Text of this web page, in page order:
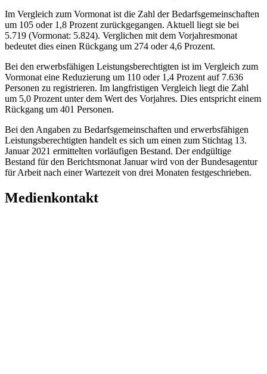
Im Vergleich zum Vormonat ist die Zahl der Bedarfsgemeinschaften
um 105 oder 1,8 Prozent zurückgegangen. Aktuell liegt sie bei
5.719 (Vormonat: 5.824). Verglichen mit dem Vorjahresmonat
bedeutet dies einen Rückgang um 274 oder 4,6 Prozent.
Bei den erwerbsfähigen Leistungsberechtigten ist im Vergleich zum
Vormonat eine Reduzierung um 110 oder 1,4 Prozent auf 7.636
Personen zu registrieren. Im langfristigen Vergleich liegt die Zahl
um 5,0 Prozent unter dem Wert des Vorjahres. Dies entspricht einem
Rückgang um 401 Personen.
Bei den Angaben zu Bedarfsgemeinschaften und erwerbsfähigen
Leistungsberechtigten handelt es sich um einen zum Stichtag 13.
Januar 2021 ermittelten vorläufigen Bestand. Der endgültige
Bestand für den Berichtsmonat Januar wird von der Bundesagentur
für Arbeit nach einer Wartezeit von drei Monaten festgeschrieben.
Medienkontakt